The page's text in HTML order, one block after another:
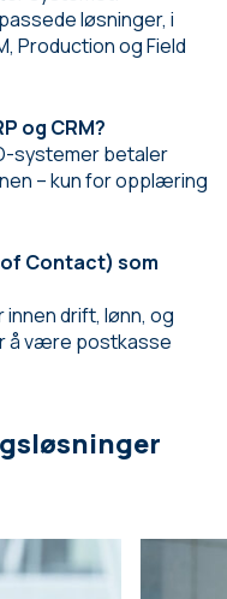
løsninger, i
Production og Field
og CRM?
systemer betaler
– kun for opplæring
of Contact) som
innen drift, lønn, og
å være postkasse